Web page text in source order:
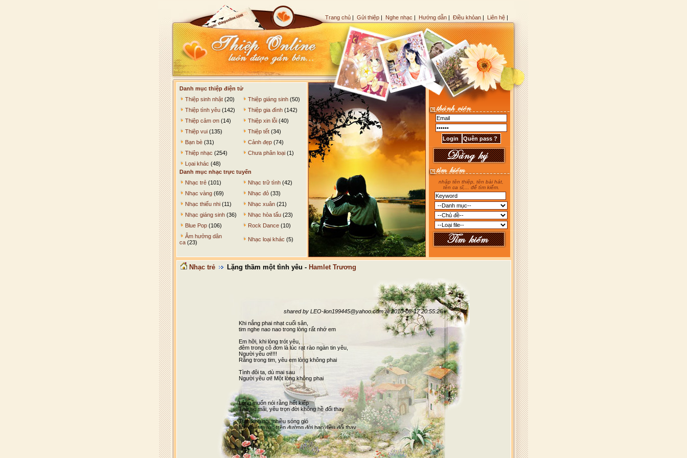
Trang chủ | Gửi thiệp | Nghe nhạc | Hướng dẫn | Điều khỏan | Liên hệ |
Danh mục thiệp điện tử
Thiệp sinh nhật (20) Thiệp giáng sinh (50)
Thiệp tình yêu (142) Thiệp gia đình (142)
Thiệp cảm ơn (14) Thiệp xin lỗi (40)
Thiệp vui (135) Thiệp tết (34)
Bạn bè (31) Cảnh đẹp (74)
Thiệp nhạc (254) Chưa phân loại (1)
Lọai khác (48)
Danh mục nhạc trực tuyến
Nhạc trẻ (101) Nhạc trữ tình (42)
Nhạc vàng (69) Nhạc đỏ (33)
Nhạc thiếu nhi (11) Nhạc xuân (21)
Nhạc giáng sinh (36) Nhạc hòa tấu (23)
Blue Pop (106) Rock Dance (10)
Âm hưởng dân
ca (23) Nhạc loại khác (5)
nhập tên thiệp, tên bài hát,
tên ca sĩ,... để tìm kiếm.
Nhạc trẻ Lặng thầm một tình yêu - Hamlet Trương
shared by LEO-lion199445@yahoo.com at 2010-08-17 20:55:26
Khi nắng phai nhạt cuối sân,
tim nghe nao nao trong lòng rất nhớ em
Em hỡi, khi lòng trót yêu,
đêm trong cô đơn là lúc rạt rào ngàn tin yêu,
Người yêu ơi!!!!
Rằng trong tim, yêu em lòng không phai
Tình đôi ta, dù mai sau
Người yêu ơi! Một lòng không phai
Lòng muốn nói rằng hết kiếp
Thề sẽ mãi, yêu trọn đời không hề đổi thay
Tình khó nói, nhiều sóng gió
Nào biết trước trên đường đời bao điều đổi thay
Tình là chi? Đời là chi?
Sao… toàn buồn đau
Tình sẽ chết, đời sẽ hết